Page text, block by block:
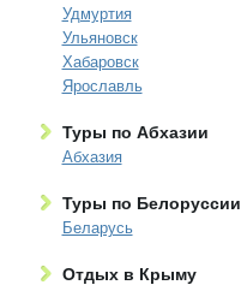
Удмуртия
Ульяновск
Хабаровск
Ярославль
Туры по Абхазии
Абхазия
Туры по Белоруссии
Беларусь
Отдых в Крыму